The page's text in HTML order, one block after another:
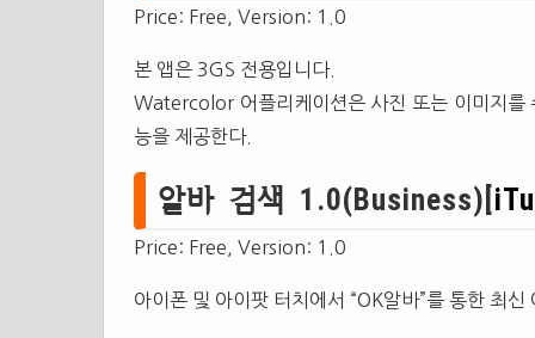
Price: Free, Version: 1.0
본 앱은 3GS 전용입니다.
Watercolor 어플리케이션은 사진 또는 이미지를
능을 제공한다.
알바 검색 1.0(Business)[
Price: Free, Version: 1.0
아이폰 및 아이팟 터치에서 “OK알바”를 통한 최